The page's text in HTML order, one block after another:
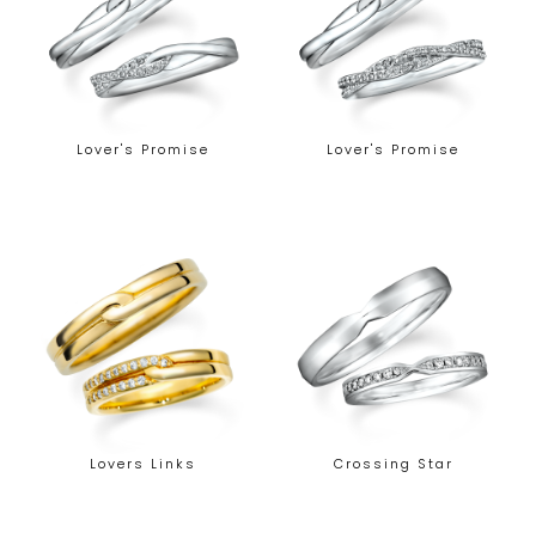
Lover's Promise Lover's Promise
Lovers Links Crossing Star